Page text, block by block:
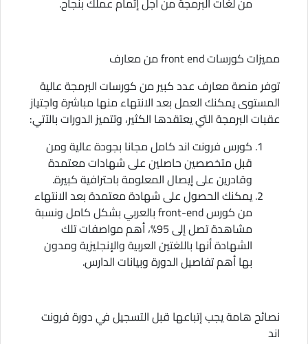
مميزات كورسات front end من معارف
توفر منصة معارف عدد كبير من كورسات البرمجة عالية
المستوى يمكنك العمل بعد الانتهاء منها مباشرة واجتياز
عقبات البرمجة التي يعتقدها الكثير، وتتميز الدورات بالآتي:
كورس فرونت اند كامل مجانا بجودة عالية ومن
قبل متخصصين حاصلين على شهادات معتمدة
وقادرين على إيصال المعلومة باحترافية كبيرة.
يمكنك الحصول على شهادة معتمدة بعد الانتهاء
من كورس front-end بالعربي بشكل كامل ونسبة
مشاهدة تصل إلى 95%، أهم مواصفات تلك
الشهادة أنها باللغتين العربية والإنجليزية ومدون
بها أهم تفاصيل الدورة وبيانات الدارس.
نصائح هامة يجب إتباعها قبل التسجيل في دورة فرونت
اند